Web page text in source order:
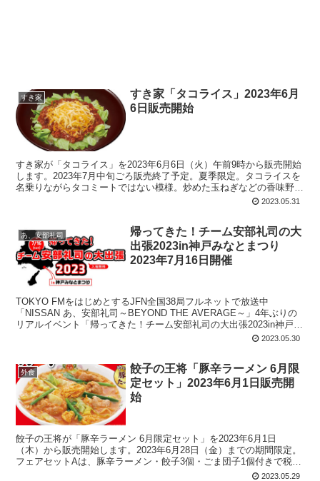
すき家
すき家「タコライス」2023年6月
6日販売開始
すき家が「タコライス」を2023年6月6日（火）午前9時から販売開始
します。2023年7月中旬ごろ販売終了予定。夏季限定。タコライスを
名乗りながらタコミートではない模様。炒めた玉ねぎなどの香味野
菜、トマト、ひき肉、赤いんげん豆、枝豆、大豆、などを使用。シャ
2023.05.31
あ、安部礼司
帰ってきた！チーム安部礼司の大
出張2023in神戸みなとまつり
2023年7月16日開催
TOKYO FMをはじめとするJFN全国38局フルネットで放送中
「NISSAN あ、安部礼司～BEYOND THE AVERAGE～」4年ぶりの
リアルイベント「帰ってきた！チーム安部礼司の大出張2023in神戸み
なとまつり」が開催されます。会場限定の生ラジオドラマ（放送はナ
2023.05.30
外食
餃子の王将「豚辛ラーメン 6月限
定セット」2023年6月1日販売開
始
餃子の王将が「豚辛ラーメン 6月限定セット」を2023年6月1日
（木）から販売開始します。2023年6月28日（金）までの期間限定。
フェアセットAは、豚辛ラーメン・餃子3個・ごま団子1個付きで税込
845円。フェアセットBは、豚辛ラーメン・餃子3個・ライス(小)付き
2023.05.29